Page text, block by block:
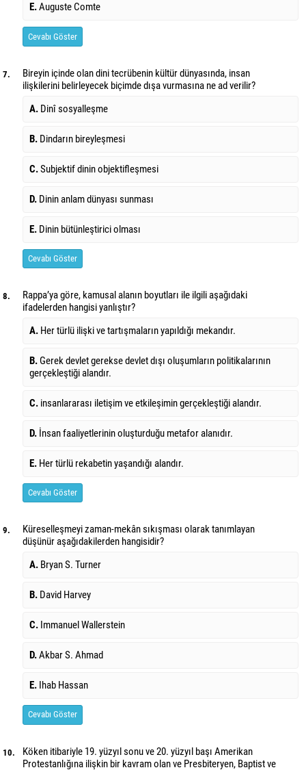
E.Auguste Comte
Cevabı Göster
7.
Bireyin içinde olan dini tecrübenin kültür dünyasında, insan
ilişkilerini belirleyecek biçimde dışa vurmasına ne ad verilir?
A. Dinî sosyalleşme
B. Dindarın bireyleşmesi
C.Subjektif dinin objektifleşmesi
D. Dinin anlam dünyası sunması
E. Dinin bütünleştirici olması
Cevabı Göster
8.
Rappa’ya göre, kamusal alanın boyutları ile ilgili aşağıdaki
ifadelerden hangisi yanlıştır?
A. Her türlü ilişki ve tartışmaların yapıldığı mekandır.
B.Gerek devlet gerekse devlet dışı oluşumların politikalarının
gerçekleştiği alandır.
C. insanlararası iletişim ve etkileşimin gerçekleştiği alandır.
D. İnsan faaliyetlerinin oluşturduğu metafor alanıdır.
E. Her türlü rekabetin yaşandığı alandır.
Cevabı Göster
9.
Küreselleşmeyi zaman-mekân sıkışması olarak tanımlayan
düşünür aşağıdakilerden hangisidir?
A. Bryan S. Turner
B. David Harvey
C. Immanuel Wallerstein
D.Akbar S. Ahmad
E. Ihab Hassan
Cevabı Göster
10.
Köken itibariyle 19. yüzyıl sonu ve 20. yüzyıl başı Amerikan
Protestanlığına ilişkin bir kavram olan ve Presbiteryen, Baptist ve